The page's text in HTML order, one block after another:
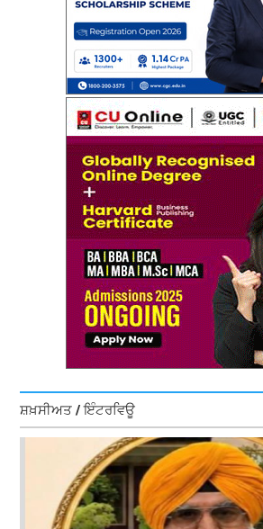
ਸ਼ਖ਼ਸੀਅਤ / ਇੰਟਰਵਿਊ